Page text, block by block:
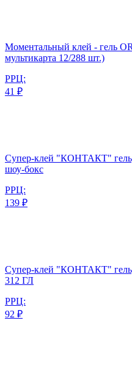
Моментальный клей - гель
мультикарта 12/288 шт.)
РРЦ:
41 ₽
Супер-клей "КОНТАКТ"
шоу-бокс
РРЦ:
139 ₽
Супер-клей "КОНТАКТ" гель,
312 ГЛ
РРЦ:
92 ₽